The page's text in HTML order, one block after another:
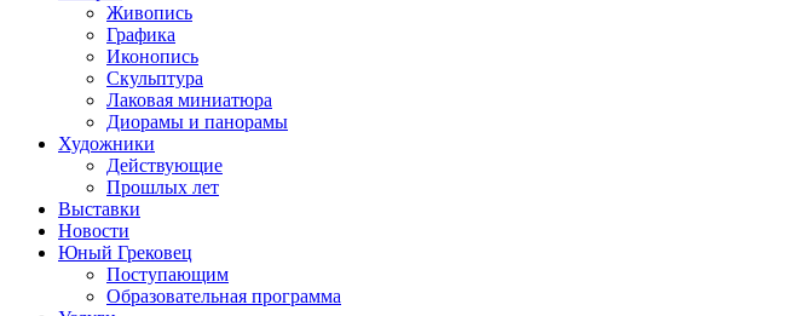
Живопись
Графика
Иконопись
Скульптура
Лаковая миниатюра
Диорамы и панорамы
Художники
Действующие
Прошлых лет
Выставки
Новости
Юный Грековец
Поступающим
Образовательная программа